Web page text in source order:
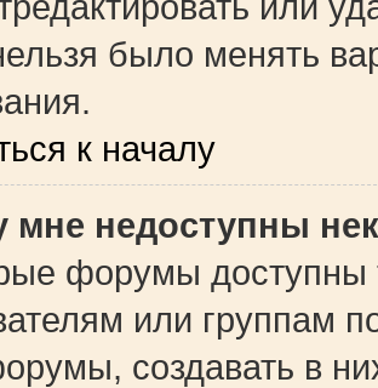
было менять
к началу
мне недоступны
форумы доступны
или группам
создавать в